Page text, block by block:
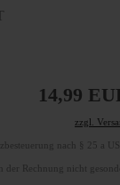
14,99
zzgl.
nach § 25 a
der Rechnung nicht